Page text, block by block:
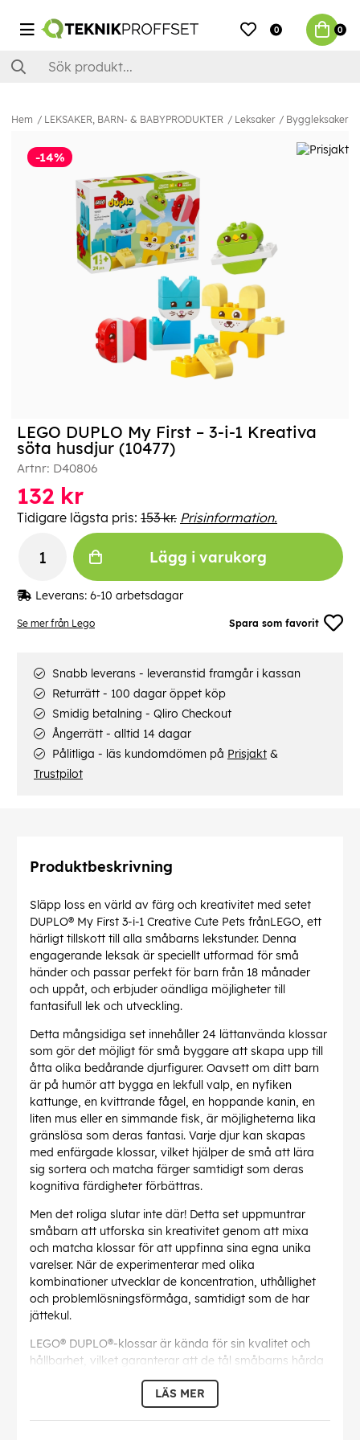
0 0
Hem LEKSAKER, BARN- & BABYPRODUKTER Leksaker Byggleksaker
-14%
Se mer från Lego Spara som favorit
LEGO DUPLO My First – 3-i-1 Kreativa
söta husdjur (10477)
Artnr: D40806
132 kr
Tidigare lägsta pris: 153 kr. Prisinformation.
Lägg i varukorg
Leverans: 6-10 arbetsdagar
Snabb leverans - leveranstid framgår i kassan
Returrätt - 100 dagar öppet köp
Smidig betalning - Qliro Checkout
Ångerrätt - alltid 14 dagar
Pålitliga - läs kundomdömen på Prisjakt &
Trustpilot
Produktbeskrivning
Släpp loss en värld av färg och kreativitet med setet
DUPLO® My First 3-i-1 Creative Cute Pets frånLEGO, ett
härligt tillskott till alla småbarns lekstunder. Denna
engagerande leksak är speciellt utformad för små
händer och passar perfekt för barn från 18 månader
och uppåt, och erbjuder oändliga möjligheter till
fantasifull lek och utveckling.
Detta mångsidiga set innehåller 24 lättanvända klossar
som gör det möjligt för små byggare att skapa upp till
åtta olika bedårande djurfigurer. Oavsett om ditt barn
är på humör att bygga en lekfull valp, en nyfiken
kattunge, en kvittrande fågel, en hoppande kanin, en
liten mus eller en simmande fisk, är möjligheterna lika
gränslösa som deras fantasi. Varje djur kan skapas
med enfärgade klossar, vilket hjälper de små att lära
sig sortera och matcha färger samtidigt som deras
kognitiva färdigheter förbättras.
Men det roliga slutar inte där! Detta set uppmuntrar
småbarn att utforska sin kreativitet genom att mixa
och matcha klossar för att uppfinna sina egna unika
varelser. När de experimenterar med olika
kombinationer utvecklar de koncentration, uthållighet
och problemlösningsförmåga, samtidigt som de har
jättekul.
LEGO® DUPLO®-klossar är kända för sin kvalitet och
hållbarhet, vilket garanterar att de tål småbarns hårda
lek. De stora, tjocka bitarna är utformade för att vara
säkra och lätta för små händer att hantera, vilket gör
detta set till en idealisk introduktion till byggleksakernas
LÄS MER